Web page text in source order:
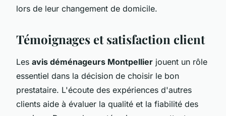
lors de leur changement de domicile.
Témoignages et satisfaction client
Les avis déménageurs Montpellier jouent un rôle
essentiel dans la décision de choisir le bon
prestataire. L'écoute des expériences d'autres
clients aide à évaluer la qualité et la fiabilité des